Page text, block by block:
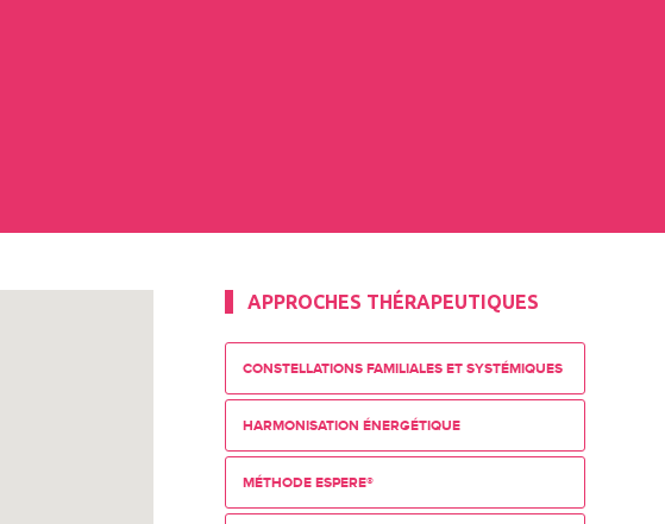
APPROCHES THÉRAPEUTIQUES
CONSTELLATIONS FAMILIALES ET SYSTÉMIQUES
HARMONISATION ÉNERGÉTIQUE
MÉTHODE ESPERE®